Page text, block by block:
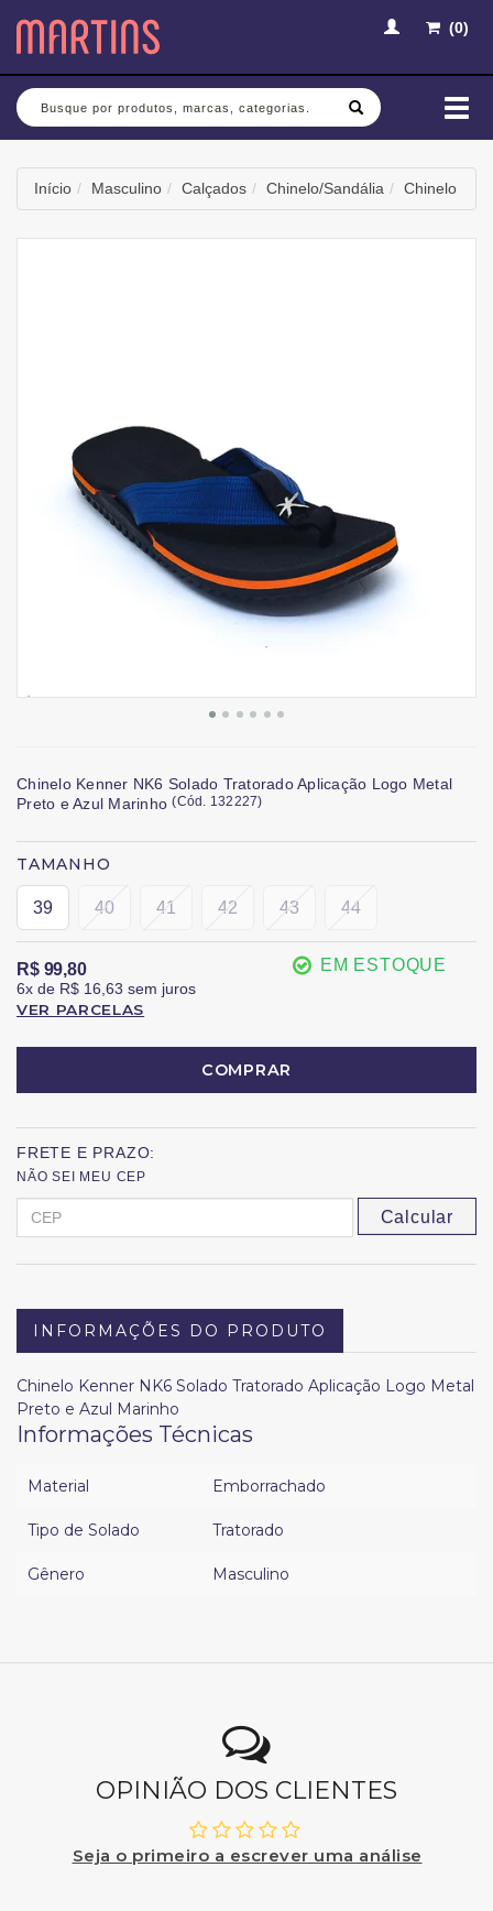
(0)
Busca
Início Masculino Calçados Chinelo/Sandália Chinelo
Chinelo Kenner NK6 Solado Tratorado Aplicação Logo Metal
Preto e Azul Marinho(Cód. 132227)
TAMANHO
39 40 41 42 43 44
R$ 99,80
6x de R$ 16,63 sem juros
VER PARCELAS
EM ESTOQUE
COMPRAR
FRETE E PRAZO:
NÃO SEI MEU CEP
Calcular
INFORMAÇÕES DO PRODUTO
Chinelo Kenner NK6 Solado Tratorado Aplicação Logo Metal
Preto e Azul Marinho
Informações Técnicas
Material Emborrachado
Tipo de Solado Tratorado
Gênero Masculino
OPINIÃO DOS CLIENTES
Seja o primeiro a escrever uma análise